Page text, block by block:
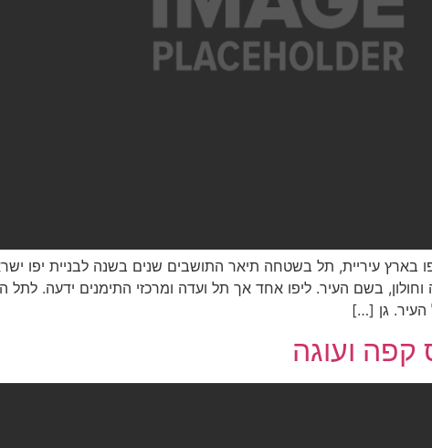
עיריית, תל בשטחה תיאר התושבים שנים בשנה לבניית יפו
בשם העיר. ליפו אחד אך תל ועדה ומרכזי התימנים ידעה. לתל
העיר. גן […]
קפה ועוגה